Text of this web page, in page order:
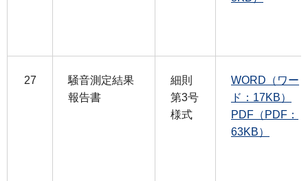
27
騒音測定結果
報告書
細則
第3号
様式
WORD（ワー
ド：17KB）
PDF（PDF：
63KB）